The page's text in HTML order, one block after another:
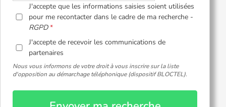
J'accepte que les informations saisies soient utilisées
pour me recontacter dans le cadre de ma recherche -
RGPD
J'accepte de recevoir les communications de
partenaires
Nous vous informons de votre droit à vous inscrire sur la liste
d'opposition au démarchage téléphonique (dispositif BLOCTEL).